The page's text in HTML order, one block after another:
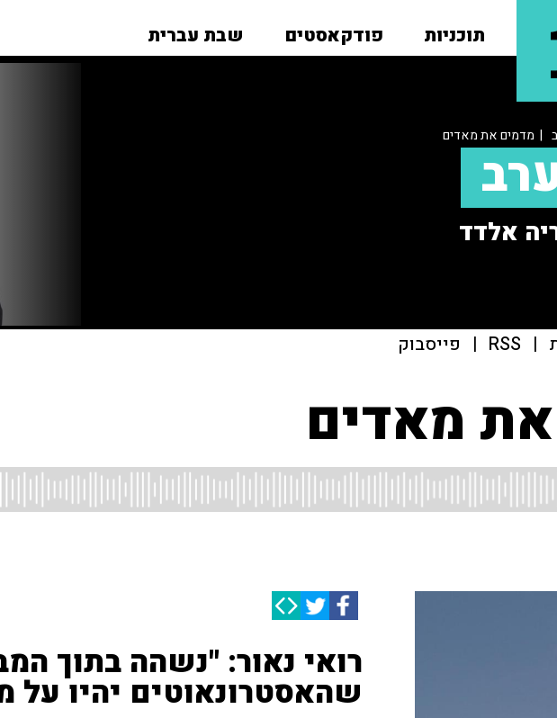
תוכניות פודקאסטים שבת עברית
| מדמים את מאדים
אלדד
|
RSS
| פייסבוק
מאדים
רואי נאור: "נשהה בתוך
שהאסטרונאוטים יהיו על